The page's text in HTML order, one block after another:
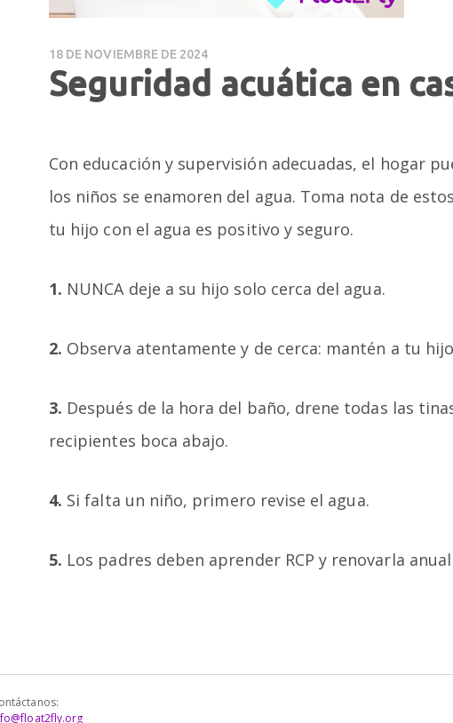
18 DE NOVIEMBRE DE 2024
Seguridad acuática en
Con educación y supervisión adecuadas, el hogar
los niños se enamoren del agua. Toma nota de
tu hijo con el agua es positivo y seguro.
1. NUNCA deje a su hijo solo cerca del agua.
2. Observa atentamente y de cerca: mantén a tu
3. Después de la hora del baño, drene todas las
recipientes boca abajo.
4. Si falta un niño, primero revise el agua.
5. Los padres deben aprender RCP y renovarla